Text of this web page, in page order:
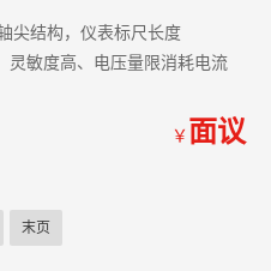
尖结构，仪表标尺长度
灵敏度高、电压量限消耗电流
￥ 面议
末页